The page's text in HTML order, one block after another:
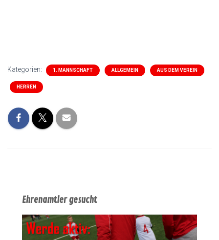
Kategorien: 1. MANNSCHAFT ALLGEMEIN AUS DEM VEREIN
HERREN
Ehrenamtler gesucht